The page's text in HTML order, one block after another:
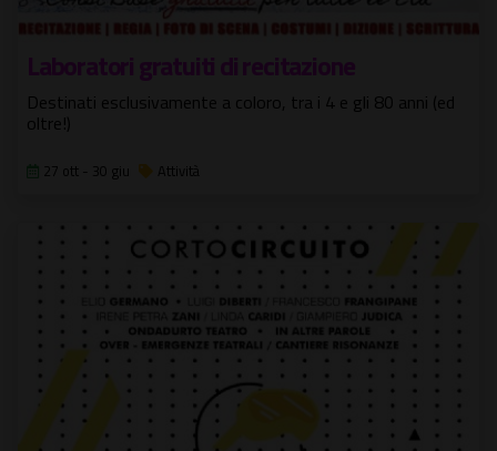
Laboratori gratuiti di recitazione
Destinati esclusivamente a coloro, tra i 4 e gli 80 anni (ed
oltre!)
27 ott - 30 giu Attività